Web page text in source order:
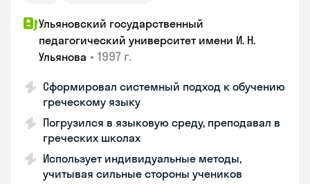
Ульяновский государственный
педагогический университет имени И. Н.
Ульянова • 1997 г.
Сформировал системный подход к обучению
греческому языку
Погрузился в языковую среду, преподавал в
греческих школах
Использует индивидуальные методы,
учитывая сильные стороны учеников